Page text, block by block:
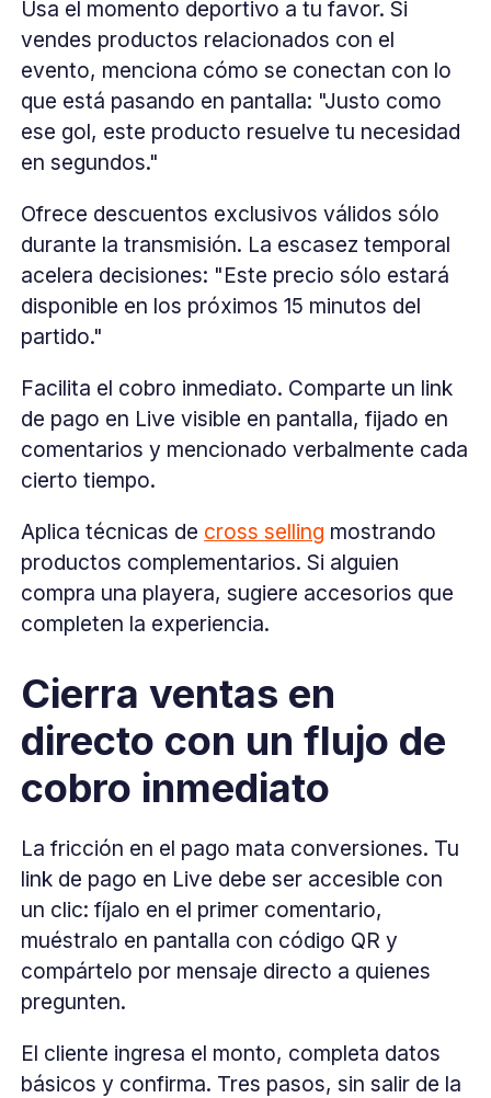
Usa el momento deportivo a tu favor. Si
vendes productos relacionados con el
evento, menciona cómo se conectan con lo
que está pasando en pantalla: "Justo como
ese gol, este producto resuelve tu necesidad
en segundos."
Ofrece descuentos exclusivos válidos sólo
durante la transmisión. La escasez temporal
acelera decisiones: "Este precio sólo estará
disponible en los próximos 15 minutos del
partido."
Facilita el cobro inmediato. Comparte un link
de pago en Live visible en pantalla, fijado en
comentarios y mencionado verbalmente cada
cierto tiempo.
Aplica técnicas de cross selling mostrando
productos complementarios. Si alguien
compra una playera, sugiere accesorios que
completen la experiencia.
Cierra ventas en
directo con un flujo de
cobro inmediato
La fricción en el pago mata conversiones. Tu
link de pago en Live debe ser accesible con
un clic: fíjalo en el primer comentario,
muéstralo en pantalla con código QR y
compártelo por mensaje directo a quienes
pregunten.
El cliente ingresa el monto, completa datos
básicos y confirma. Tres pasos, sin salir de la